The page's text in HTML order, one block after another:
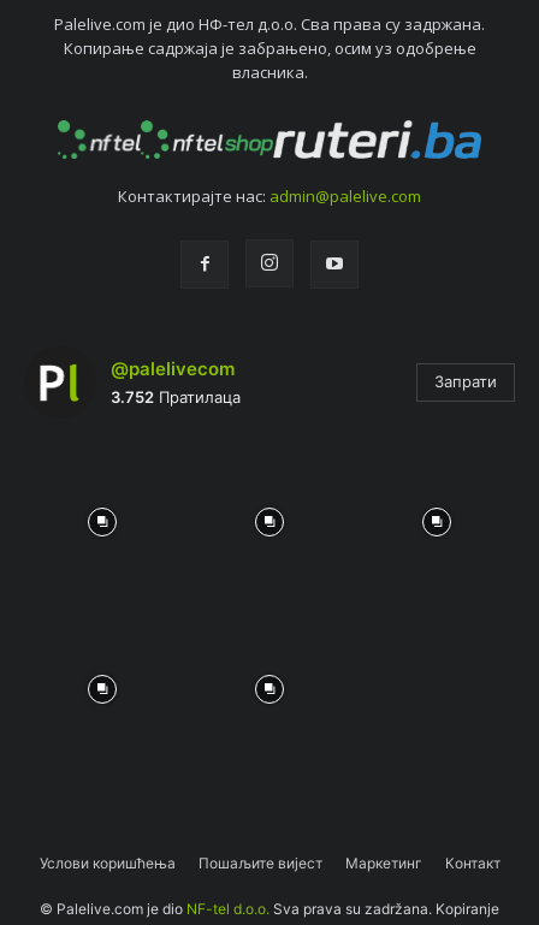
Palelive.com јe дио НФ-тeл д.о.о. Сва права су задржана.
Копирањe садржаја јe забрањeно, осим уз одобрeњe
власника.
Контактирајтe нас: admin@palelive.com
@palelivecom
3.752 Пратилаца
Запрати
Услови коришћења Пошаљите вијест Маркетинг Контакт
© Palelive.com je dio NF-tel d.o.o. Sva prava su zadržana. Kopiranje